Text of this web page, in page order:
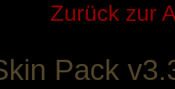
Zurück zur
Pack